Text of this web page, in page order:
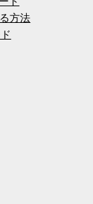
方法